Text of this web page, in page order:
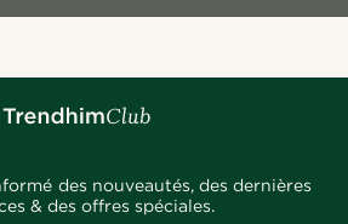
des nouveautés, des dernières
& des offres spéciales.